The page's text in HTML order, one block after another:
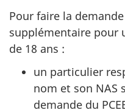
Pour faire la demande
supplémentaire pour
de 18 ans :
un particulier
nom et son NAS
demande du